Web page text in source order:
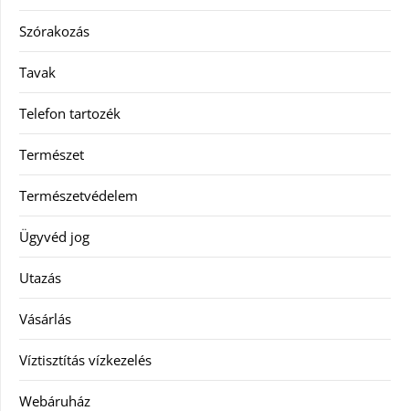
Szórakozás
Tavak
Telefon tartozék
Természet
Természetvédelem
Ügyvéd jog
Utazás
Vásárlás
Víztisztítás vízkezelés
Webáruház